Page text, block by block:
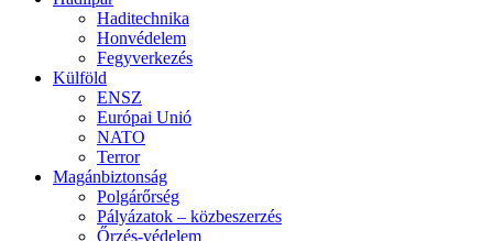
Haditechnika
Honvédelem
Fegyverkezés
Külföld
ENSZ
Európai Unió
NATO
Terror
Magánbiztonság
Polgárőrség
Pályázatok – közbeszerzés
Őrzés-védelem